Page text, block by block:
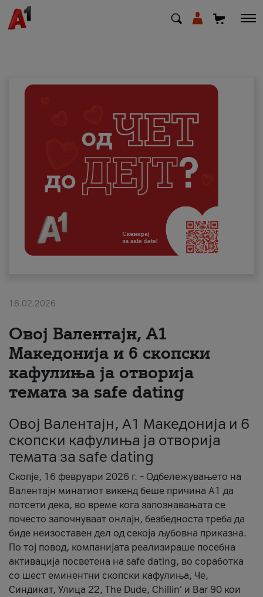
Деловни
Поддршка
Надополни кредит
Плати сметка
#ПодобарОнлајн
16.02.2026
Овој Валентајн, A1
Македонија и 6 скопски
кафулиња ја отворија
темата за safe dating
Овој Валентајн, A1 Македонија и 6
скопски кафулиња ја отворија
темата за safe dating
Скопје, 16 февруари 2026 г. – Одбележувањето на
Валентајн минатиот викенд беше причина А1 да
потсети дека, во време кога запознавањата се
почесто започнуваат онлајн, безбедноста треба да
биде неизоставен дел од секоја љубовна приказна.
По тој повод, компанијата реализираше посебна
активација посветена на safe dating, во соработка
со шест еминентни скопски кафулиња, Че,
Синдикат, Улица 22, The Dude, Chillin’ и Bar 90 кои